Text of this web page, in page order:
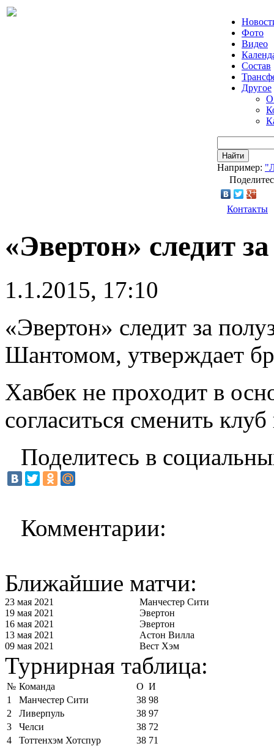
Фото
Видео
Состав
Другое
О
Найти
Например:
Контакты
«Эвертон» следит
1.1.2015, 17:10
«Эвертон» следит за
Шантомом, утверждает
Хавбек не проходит в
согласиться сменить клуб
Поделитесь в
Комментарии:
Ближайшие матчи:
23 мая 2021
Манчестер Сити
19 мая 2021
Эвертон
16 мая 2021
Эвертон
13 мая 2021
Астон Вилла
09 мая 2021
Вест Хэм
Турнирная таблица:
№ Команда О И
1
Манчестер Сити 38 98
2
Ливерпуль 38 97
3
Челси 38 72
4
Тоттенхэм Хотспур 38 71